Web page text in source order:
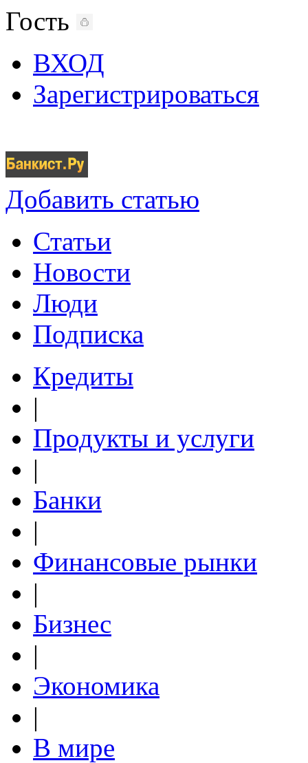
Гость
ВХОД
Зарегистрироваться
Добавить статью
Статьи
Новости
Люди
Подписка
Кредиты
|
Продукты и услуги
|
Банки
|
Финансовые рынки
|
Бизнес
|
Экономика
|
В мире